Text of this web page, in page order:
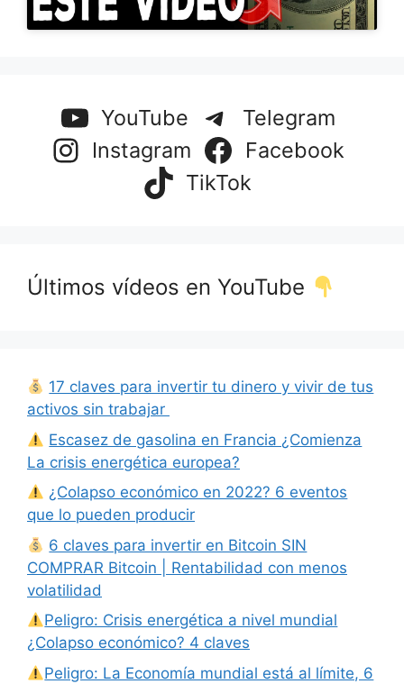
YouTube
Telegram
Instagram
Facebook
TikTok
Últimos vídeos en YouTube
17 claves para invertir tu dinero y vivir de tus
activos sin trabajar
Escasez de gasolina en Francia ¿Comienza
La crisis energética europea?
¿Colapso económico en 2022? 6 eventos
que lo pueden producir
6 claves para invertir en Bitcoin SIN
COMPRAR Bitcoin | Rentabilidad con menos
volatilidad
Peligro: Crisis energética a nivel mundial
¿Colapso económico? 4 claves
Peligro: La Economía mundial está al límite, 6